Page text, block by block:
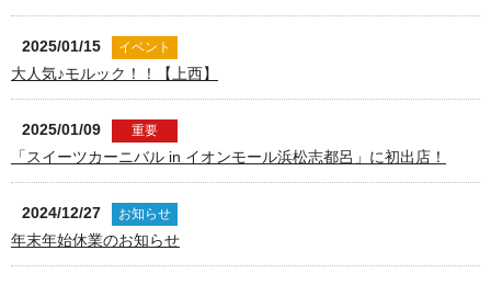
2025/01/15 イベント
大人気♪モルック！！【上西】
2025/01/09 重要
「スイーツカーニバル in イオンモール浜松志都呂」に初出店！
2024/12/27 お知らせ
年末年始休業のお知らせ